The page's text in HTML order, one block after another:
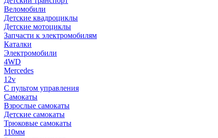
Веломобили
Детские квадроциклы
Детские мотоциклы
Запчасти к электромобилям
Каталки
Электромобили
4WD
Mercedes
12v
С пультом управления
Самокаты
Взрослые самокаты
Детские самокаты
Трюковые самокаты
110мм